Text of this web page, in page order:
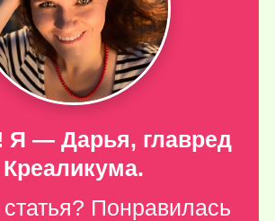
Я — Дарья, главред
Креаликума.
Понравилась